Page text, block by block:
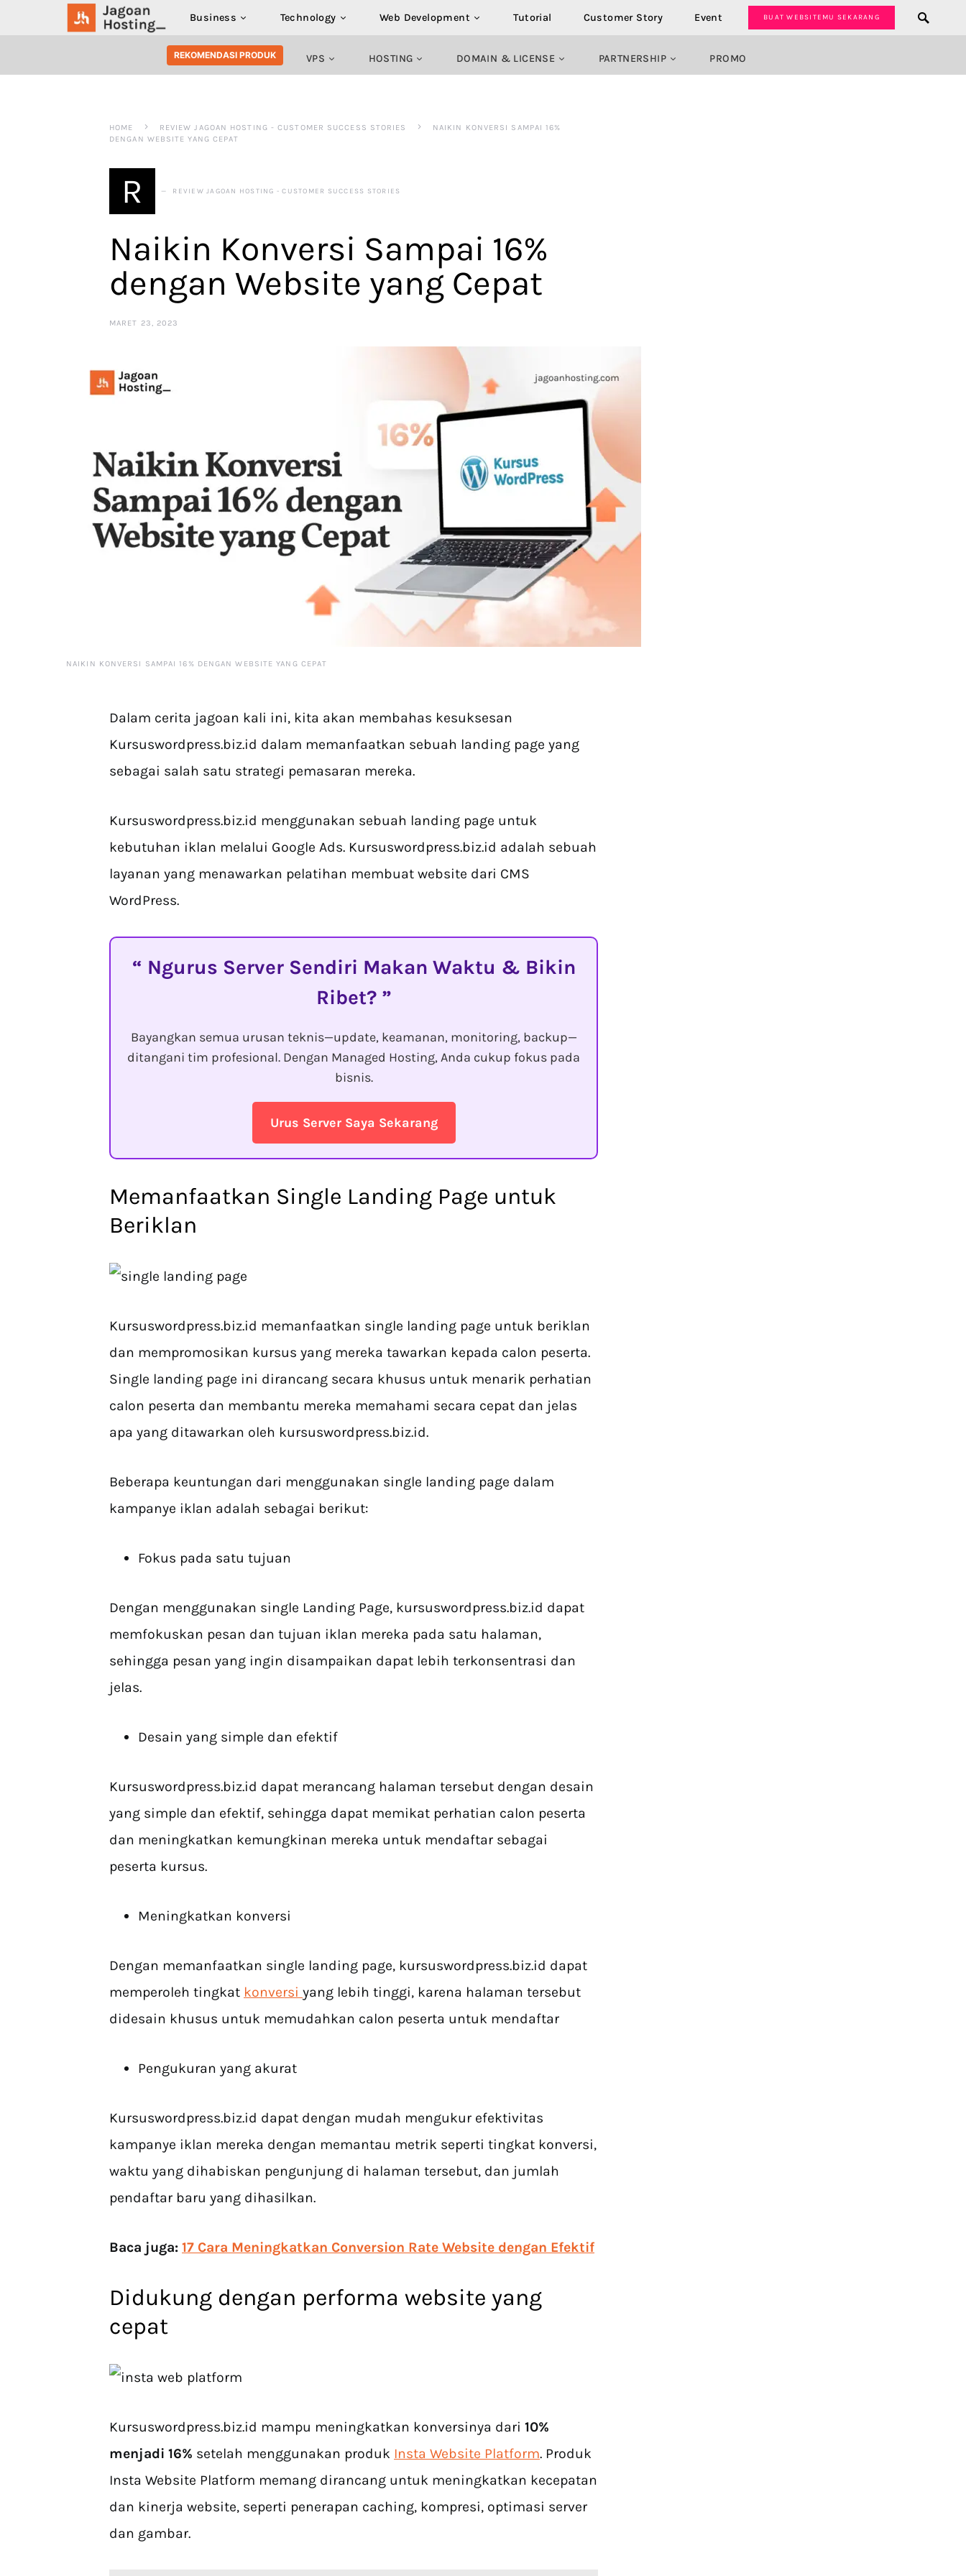
Business Technology Web Development Tutorial Customer Story Event BUAT WEBSITEMU SEKARANG
SEARCH FOR:
REKOMENDASI PRODUK VPS HOSTING DOMAIN & LICENSE PARTNERSHIP PROMO
HOME REVIEW JAGOAN HOSTING - CUSTOMER SUCCESS STORIES
NAIKIN KONVERSI SAMPAI 16%
DENGAN WEBSITE YANG CEPAT
R REVIEW JAGOAN HOSTING - CUSTOMER SUCCESS STORIES
Naikin Konversi Sampai 16%
dengan Website yang Cepat
MARET 23, 2023
NAIKIN KONVERSI SAMPAI 16% DENGAN WEBSITE YANG CEPAT
Dalam cerita jagoan kali ini, kita akan membahas kesuksesan
Kursuswordpress.biz.id dalam memanfaatkan sebuah landing page yang
sebagai salah satu strategi pemasaran mereka.
Kursuswordpress.biz.id menggunakan sebuah landing page untuk
kebutuhan iklan melalui Google Ads. Kursuswordpress.biz.id adalah sebuah
layanan yang menawarkan pelatihan membuat website dari CMS
WordPress.
Ngurus Server Sendiri Makan Waktu & Bikin
Ribet?
Bayangkan semua urusan teknis—update, keamanan, monitoring, backup—
ditangani tim profesional. Dengan Managed Hosting, Anda cukup fokus pada
bisnis.
Urus Server Saya Sekarang
Memanfaatkan Single Landing Page untuk
Beriklan
Kursuswordpress.biz.id memanfaatkan single landing page untuk beriklan
dan mempromosikan kursus yang mereka tawarkan kepada calon peserta.
Single landing page ini dirancang secara khusus untuk menarik perhatian
calon peserta dan membantu mereka memahami secara cepat dan jelas
apa yang ditawarkan oleh kursuswordpress.biz.id.
Beberapa keuntungan dari menggunakan single landing page dalam
kampanye iklan adalah sebagai berikut:
Fokus pada satu tujuan
Dengan menggunakan single Landing Page, kursuswordpress.biz.id dapat
memfokuskan pesan dan tujuan iklan mereka pada satu halaman,
sehingga pesan yang ingin disampaikan dapat lebih terkonsentrasi dan
jelas.
Desain yang simple dan efektif
Kursuswordpress.biz.id dapat merancang halaman tersebut dengan desain
yang simple dan efektif, sehingga dapat memikat perhatian calon peserta
dan meningkatkan kemungkinan mereka untuk mendaftar sebagai
peserta kursus.
Meningkatkan konversi
Dengan memanfaatkan single landing page, kursuswordpress.biz.id dapat
memperoleh tingkat konversi yang lebih tinggi, karena halaman tersebut
didesain khusus untuk memudahkan calon peserta untuk mendaftar
Pengukuran yang akurat
Kursuswordpress.biz.id dapat dengan mudah mengukur efektivitas
kampanye iklan mereka dengan memantau metrik seperti tingkat konversi,
waktu yang dihabiskan pengunjung di halaman tersebut, dan jumlah
pendaftar baru yang dihasilkan.
Baca juga: 17 Cara Meningkatkan Conversion Rate Website dengan Efektif
Didukung dengan performa website yang
cepat
Kursuswordpress.biz.id mampu meningkatkan konversinya dari 10%
menjadi 16% setelah menggunakan produk Insta Website Platform. Produk
Insta Website Platform memang dirancang untuk meningkatkan kecepatan
dan kinerja website, seperti penerapan caching, kompresi, optimasi server
dan gambar.